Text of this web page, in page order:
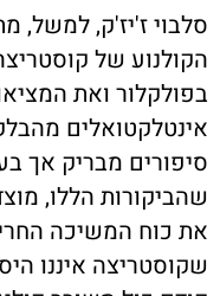
סלבוי ז'יז'ק, למשל,
הקולנוע של
בפולקלור ואת
אינטלקטואלים
סיפורים מבריק אך
שהביקורות הללו,
את כוח המשיכה
שקוסטריצה איננו